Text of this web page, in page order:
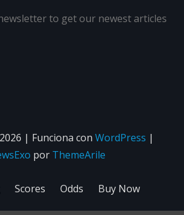
to get our newest articles
| Funciona con WordPress |
por ThemeArile
Scores Odds Buy Now